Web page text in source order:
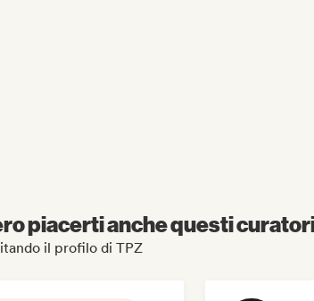
piacerti anche questi
il profilo di TPZ